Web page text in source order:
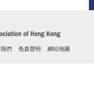
們 免責聲明 網站地圖